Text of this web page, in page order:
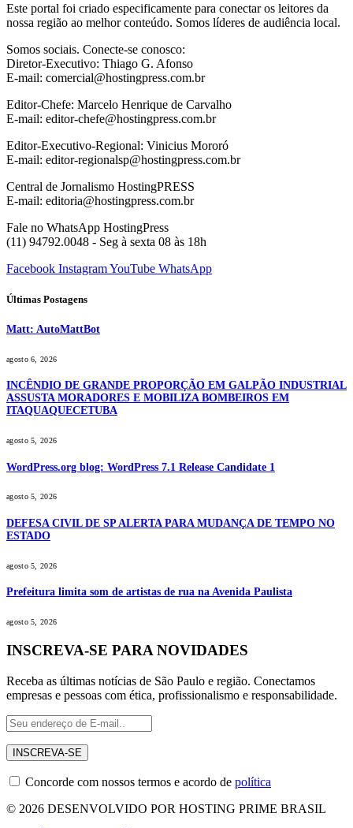
Este portal foi criado especificamente para conectar os leitores da
nossa região ao melhor conteúdo. Somos líderes de audiência local.
Somos sociais. Conecte-se conosco:
Diretor-Executivo: Thiago G. Afonso
E-mail: comercial@hostingpress.com.br
Editor-Chefe: Marcelo Henrique de Carvalho
E-mail: editor-chefe@hostingpress.com.br
Editor-Executivo-Regional: Vinicius Mororó
E-mail: editor-regionalsp@hostingpress.com.br
Central de Jornalismo HostingPRESS
E-mail: editoria@hostingpress.com.br
Fale no WhatsApp HostingPress
(11) 94792.0048 - Seg à sexta 08 às 18h
Facebook InstagramYouTube WhatsApp
Últimas Postagens
Matt: AutoMattBot
agosto 6, 2026
INCÊNDIO DE GRANDE PROPORÇÃO EM GALPÃO INDUSTRIAL
ASSUSTA MORADORES E MOBILIZA BOMBEIROS EM
ITAQUAQUECETUBA
agosto 5, 2026
WordPress.org blog: WordPress 7.1 Release Candidate 1
agosto 5, 2026
DEFESA CIVIL DE SP ALERTA PARA MUDANÇA DE TEMPO NO
ESTADO
agosto 5, 2026
Prefeitura limita som de artistas de rua na Avenida Paulista
agosto 5, 2026
INSCREVA-SE PARA NOVIDADES
Receba as últimas notícias de São Paulo e região. Conectamos
empresas e pessoas com ética, profissionalismo e responsabilidade.
Concorde com nossos termos e acordo de política
© 2026 DESENVOLVIDO POR HOSTING PRIME BRASIL